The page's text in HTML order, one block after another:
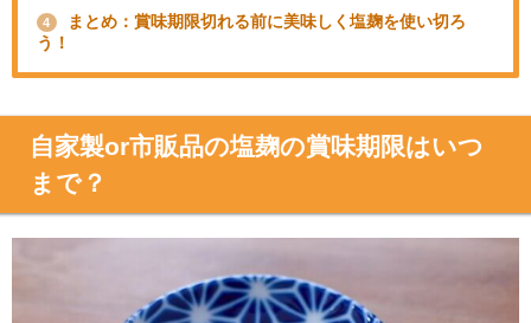
4
まとめ：賞味期限切れる前に美味しく塩麹を使い切ろ
う！
自家製or市販品の塩麹の賞味期限はいつ
まで？